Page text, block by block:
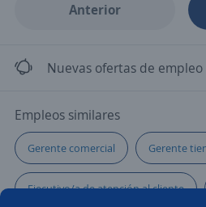
Anterior
Nuevas ofertas de empleo
Empleos similares
Gerente comercial Gerente
Ejecutivo/a de atención al cliente